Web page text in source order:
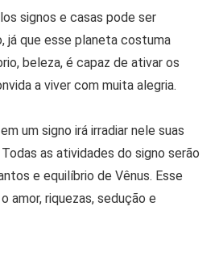
signos e casas pode ser
já que esse planeta costuma
beleza, é capaz de ativar os
a viver com muita alegria.
um signo irá irradiar nele suas
as atividades do signo serão
e equilíbrio de Vênus. Esse
amor, riquezas, sedução e